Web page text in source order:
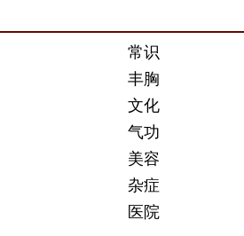
常识
丰胸
文化
气功
美容
杂症
医院